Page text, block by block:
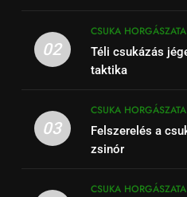
02
CSUKA HORGÁSZATA
Téli csukázás
taktika
03
CSUKA HORGÁSZATA
Felszerelés a
zsinór
CSUKA HORGÁSZATA